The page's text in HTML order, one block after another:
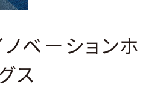
ベーションホ
ス